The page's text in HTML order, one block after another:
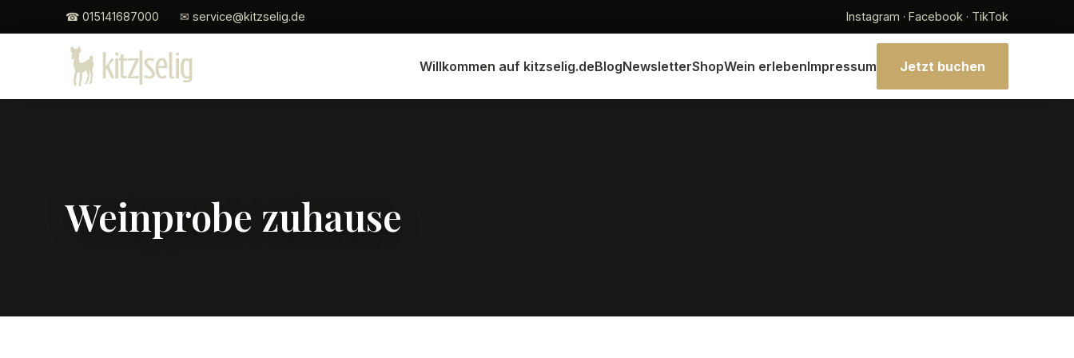
☎ 015141687000 ✉ service@kitzselig.de Instagram · Facebook · TikTok
Willkommen auf kitzselig.deBlogNewsletterShopWein erlebenImpressum Jetzt buchen
Weinprobe zuhause